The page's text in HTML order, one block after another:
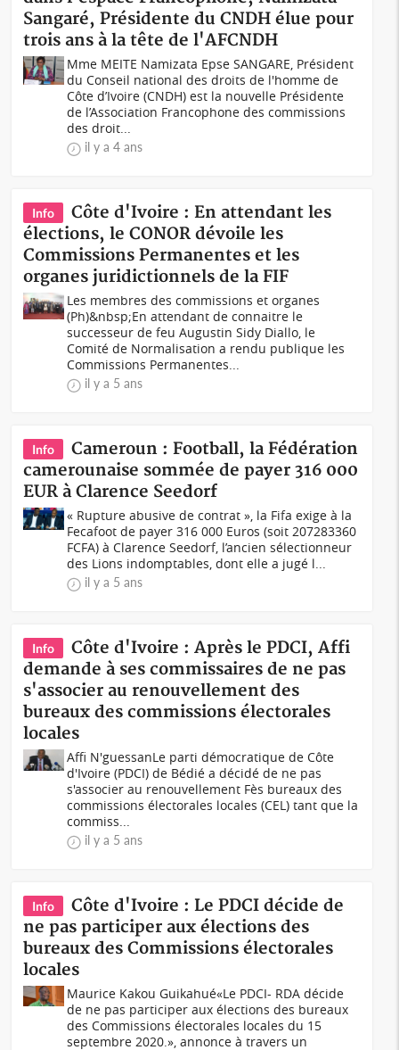
Sangaré, Présidente du CNDH élue pour
trois ans à la tête de l'AFCNDH
Mme MEITE Namizata Epse SANGARE, Président
du Conseil national des droits de l'homme de
Côte d’Ivoire (CNDH) est la nouvelle Présidente
de l’Association Francophone des commissions
des droit...
il y a 4 ans
Info
Côte d'Ivoire : En attendant les
élections, le CONOR dévoile les
Commissions Permanentes et les
organes juridictionnels de la FIF
Les membres des commissions et organes
(Ph)&nbsp;En attendant de connaitre le
successeur de feu Augustin Sidy Diallo, le
Comité de Normalisation a rendu publique les
Commissions Permanentes...
il y a 5 ans
Info
Cameroun : Football, la Fédération
camerounaise sommée de payer 316 000
EUR à Clarence Seedorf
« Rupture abusive de contrat », la Fifa exige à la
Fecafoot de payer 316 000 Euros (soit 207283360
FCFA) à Clarence Seedorf, l’ancien sélectionneur
des Lions indomptables, dont elle a jugé l...
il y a 5 ans
Info
Côte d'Ivoire : Après le PDCI, Affi
demande à ses commissaires de ne pas
s'associer au renouvellement des
bureaux des commissions électorales
locales
Affi N'guessanLe parti démocratique de Côte
d'Ivoire (PDCI) de Bédié a décidé de ne pas
s'associer au renouvellement Fès bureaux des
commissions électorales locales (CEL) tant que la
commiss...
il y a 5 ans
Info
Côte d'Ivoire : Le PDCI décide de
ne pas participer aux élections des
bureaux des Commissions électorales
locales
Maurice Kakou Guikahué«Le PDCI- RDA décide
de ne pas participer aux élections des bureaux
des Commissions électorales locales du 15
septembre 2020.», annonce à travers un